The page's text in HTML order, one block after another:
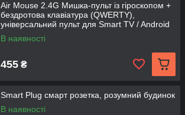
Air Mouse 2.4G Мишка-пульт із гіроскопом +
бездротова клавіатура (QWERTY),
універсальний пульт для Smart TV / Android
TV Box / ПК
В наявності
455 ₴
Smart Plug смарт розетка, розумний будинок
В наявності